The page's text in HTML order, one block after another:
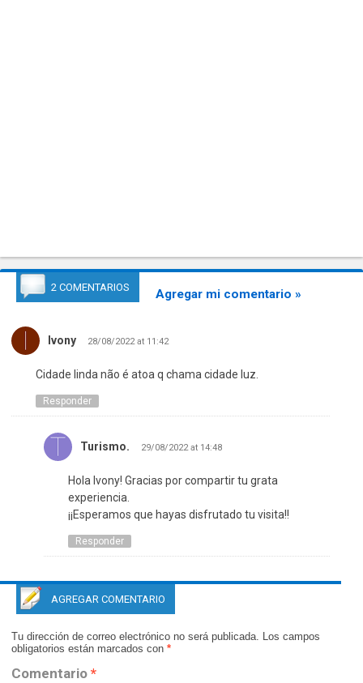
2 COMENTARIOS Agregar mi comentario »
Ivony 28/08/2022 at 11:42
Cidade linda não é atoa q chama cidade luz.
Responder
Turismo. 29/08/2022 at 14:48
Hola Ivony! Gracias por compartir tu grata
experiencia.
¡¡Esperamos que hayas disfrutado tu visita!!
Responder
AGREGAR COMENTARIO
Tu dirección de correo electrónico no será publicada. Los campos
obligatorios están marcados con *
Comentario *